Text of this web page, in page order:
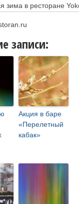
записи:
Акция в баре
«Перелетный
кабак»